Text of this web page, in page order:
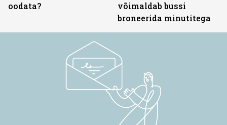
oodata?
võimaldab bussi
broneerida minutitega